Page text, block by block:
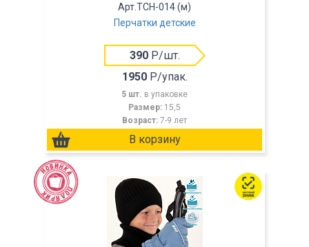
Арт.TCH-014 (м)
Перчатки детские
390Р/шт.
1950Р/упак.
5 шт. в упаковке
Размер: 15,5
Возраст: 7-9 лет